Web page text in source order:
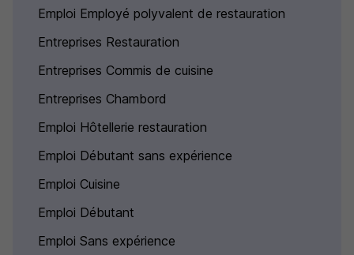
Emploi Employé polyvalent de restauration
Entreprises Restauration
Entreprises Commis de cuisine
Entreprises Chambord
Emploi Hôtellerie restauration
Emploi Débutant sans expérience
Emploi Cuisine
Emploi Débutant
Emploi Sans expérience